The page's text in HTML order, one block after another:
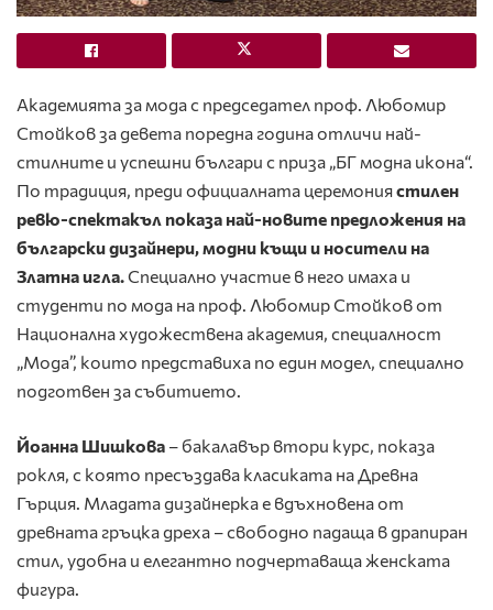
Академията за мода с председател проф. Любомир
Стойков за девета поредна година отличи най-
стилните и успешни българи с приза „БГ модна икона“.
По традиция, преди официалната церемониястилен
ревю-спектакъл показа най-новите предложения на
български дизайнери, модни къщи и носители на
Златна игла.Специално участие в него имаха и
студенти по мода на проф. Любомир Стойков от
Национална художествена академия, специалност
„Мода”, които представиха по един модел, специално
подготвен за събитието.
Йоанна Шишкова – бакалавър втори курс, показа
рокля, с която пресъздава класиката на Древна
Гърция. Младата дизайнерка е вдъхновена от
древната гръцка дреха – свободно падаща в драпиран
стил, удобна и елегантно подчертаваща женската
фигура.